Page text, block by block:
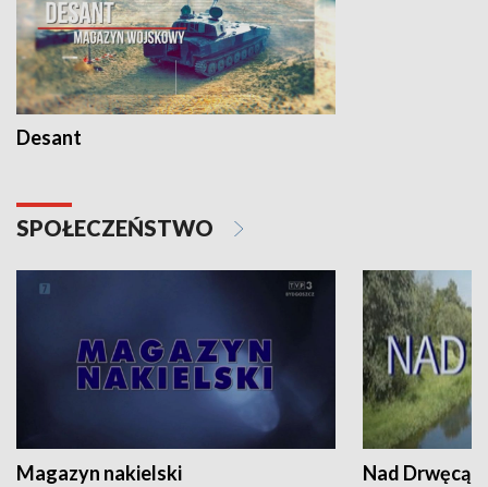
Desant
SPOŁECZEŃSTWO
Magazyn nakielski Nad Drwęcą